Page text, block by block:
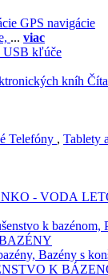
GPS navigácie
... viac
USB kľúče
Telefóny , Tablety
k bazénom,
Bazény s